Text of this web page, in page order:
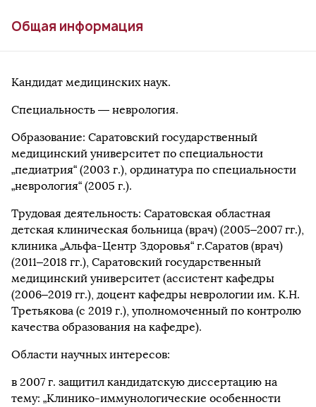
Общая информация
Кандидат медицинских наук.
Специальность — неврология.
Образование: Саратовский государственный
медицинский университет по специальности
„педиатрия“ (2003 г.), ординатура по специальности
„неврология“ (2005 г.).
Трудовая деятельность: Саратовская областная
детская клиническая больница (врач) (2005–2007 гг.),
клиника „Альфа-Центр Здоровья“ г.Саратов (врач)
(2011–2018 гг.), Саратовский государственный
медицинский университет (ассистент кафедры
(2006–2019 гг.), доцент кафедры неврологии им. К.Н.
Третьякова (с 2019 г.), уполномоченный по контролю
качества образования на кафедре).
Области научных интересов:
в 2007 г. защитил кандидатскую диссертацию на
тему: „Клинико-иммунологические особенности